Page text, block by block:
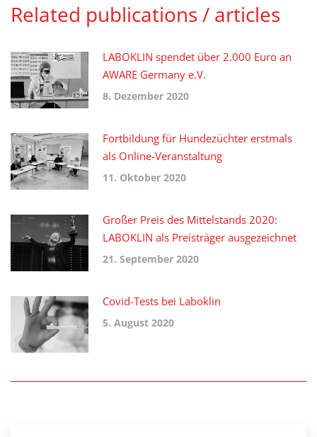
Related publications / articles
LABOKLIN spendet über 2.000 Euro an
AWARE Germany e.V.
8. Dezember 2020
Fortbildung für Hundezüchter erstmals
als Online-Veranstaltung
11. Oktober 2020
Großer Preis des Mittelstands 2020:
LABOKLIN als Preisträger ausgezeichnet
21. September 2020
Covid-Tests bei Laboklin
5. August 2020